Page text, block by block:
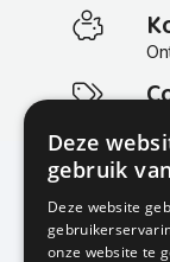
KMP
Deze
gebruik
Deze website
onze website te